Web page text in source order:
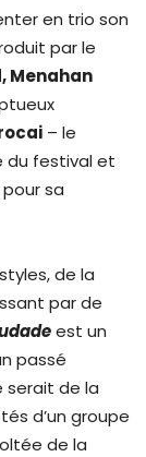
en trio son
par le
Menahan
– le
du festival et
sa
de la
par de
est un
passé
serait de la
d’un groupe
de la